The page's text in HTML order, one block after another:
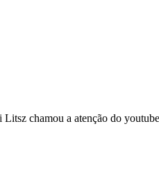
chamou a atenção do